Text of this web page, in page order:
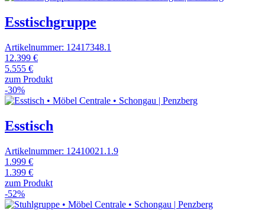
Esstischgruppe
Artikelnummer: 12417348.1
12.399 €
5.555 €
zum Produkt
-30%
Esstisch
Artikelnummer: 12410021.1.9
1.999 €
1.399 €
zum Produkt
-52%